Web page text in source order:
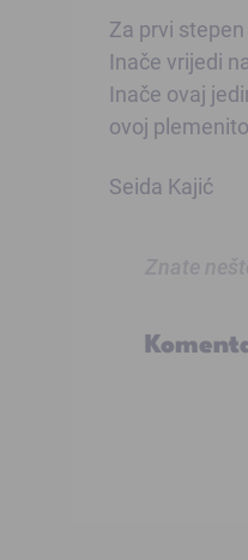
Za prvi
Inače vrijedi
Inače ovaj
ovoj
Seida Kajić